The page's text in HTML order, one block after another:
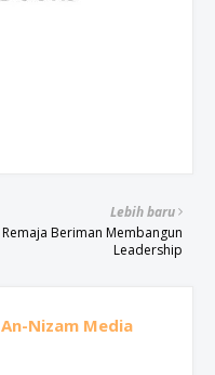
Lebih baru
Remaja Beriman Membangun
Leadership
An-Nizam Media